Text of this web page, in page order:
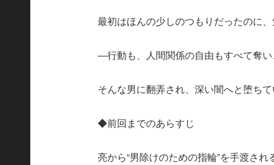
最初はほんの少しのつもりだったのに、
―行動も、人間関係の自由もすべて奪い
そんな男に翻弄され、深い闇へと堕ち
◆前回までのあらすじ
亮から“男除けのための指輪”を手渡さ